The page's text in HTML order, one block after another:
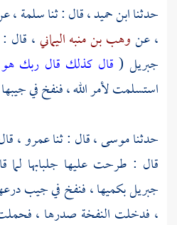
حدثناابن حميد ،قال : ثناسلمة ،
، عنوهب بن منبه اليماني، قال
جبريل ( قال كذلك قال ربك
استسلمت لأمر الله ، فنفخ في
حدثناموسى ،قال : ثناعمرو ،
قال : طرحت عليها جلبابها لما
جبريل بكميها ، فنفخ في جيب
، فدخلت النفخة صدرها ، فحملت